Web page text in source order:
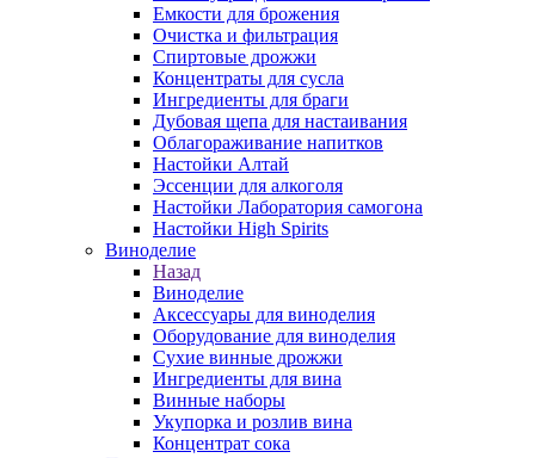
Емкости для брожения
Очистка и фильтрация
Спиртовые дрожжи
Концентраты для сусла
Ингредиенты для браги
Дубовая щепа для настаивания
Облагораживание напитков
Настойки Алтай
Эссенции для алкоголя
Настойки Лаборатория самогона
Настойки High Spirits
Виноделие
Назад
Виноделие
Аксессуары для виноделия
Оборудование для виноделия
Сухие винные дрожжи
Ингредиенты для вина
Винные наборы
Укупорка и розлив вина
Концентрат сока